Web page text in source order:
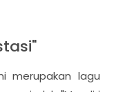
merupakan lagu